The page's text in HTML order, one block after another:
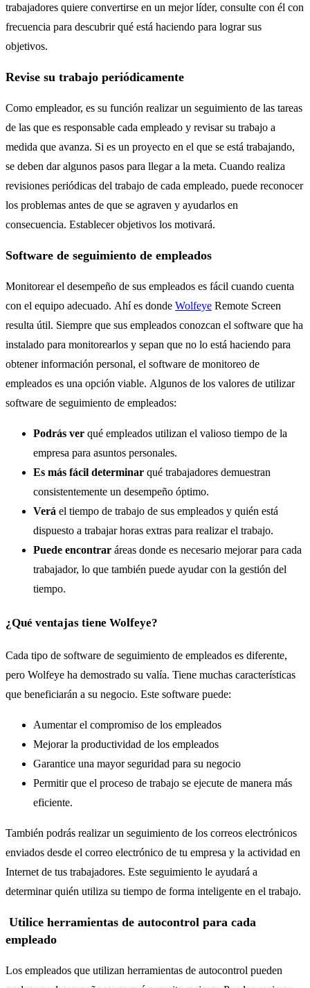
trabajadores quiere convertirse en un mejor líder, consulte con él con
frecuencia para descubrir qué está haciendo para lograr sus
objetivos.
Revise su trabajo periódicamente
Como empleador, es su función realizar un seguimiento de las tareas
de las que es responsable cada empleado y revisar su trabajo a
medida que avanza. Si es un proyecto en el que se está trabajando,
se deben dar algunos pasos para llegar a la meta. Cuando realiza
revisiones periódicas del trabajo de cada empleado, puede reconocer
los problemas antes de que se agraven y ayudarlos en
consecuencia. Establecer objetivos los motivará.
Software de seguimiento de empleados
Monitorear el desempeño de sus empleados es fácil cuando cuenta
con el equipo adecuado. Ahí es donde Wolfeye Remote Screen
resulta útil. Siempre que sus empleados conozcan el software que ha
instalado para monitorearlos y sepan que no lo está haciendo para
obtener información personal, el software de monitoreo de
empleados es una opción viable. Algunos de los valores de utilizar
software de seguimiento de empleados:
Podrás ver qué empleados utilizan el valioso tiempo de la
empresa para asuntos personales.
Es más fácil determinar qué trabajadores demuestran
consistentemente un desempeño óptimo.
Verá el tiempo de trabajo de sus empleados y quién está
dispuesto a trabajar horas extras para realizar el trabajo.
Puede encontrar áreas donde es necesario mejorar para cada
trabajador, lo que también puede ayudar con la gestión del
tiempo.
¿Qué ventajas tiene Wolfeye?
Cada tipo de software de seguimiento de empleados es diferente,
pero Wolfeye ha demostrado su valía. Tiene muchas características
que beneficiarán a su negocio. Este software puede:
Aumentar el compromiso de los empleados
Mejorar la productividad de los empleados
Garantice una mayor seguridad para su negocio
Permitir que el proceso de trabajo se ejecute de manera más
eficiente.
También podrás realizar un seguimiento de los correos electrónicos
enviados desde el correo electrónico de tu empresa y la actividad en
Internet de tus trabajadores. Este seguimiento le ayudará a
determinar quién utiliza su tiempo de forma inteligente en el trabajo.
Utilice herramientas de autocontrol para cada
empleado
Los empleados que utilizan herramientas de autocontrol pueden